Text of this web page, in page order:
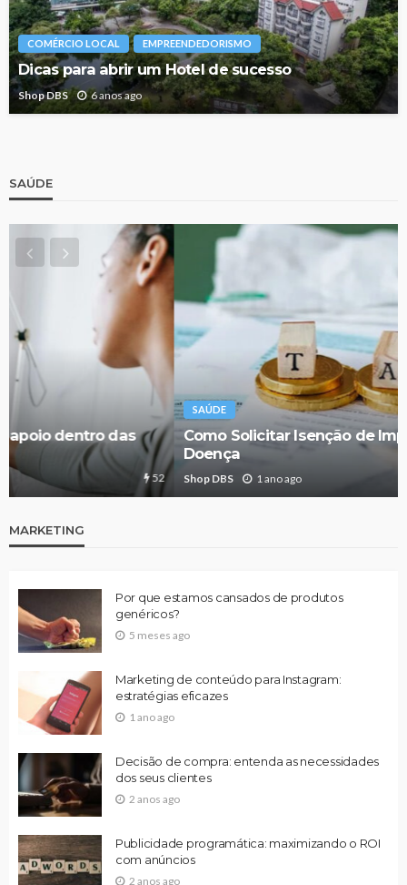
COMÉRCIO LOCAL EMPREENDEDORISMO
Dicas para abrir um Hotel de sucesso
Shop DBS 6 anos ago
SAÚDE
Como Solicitar Isenção de Imposto de Renda por
Doença
Shop DBS
MARKETING
Por que estamos cansados de produtos
genéricos?
5 meses ago
Marketing de conteúdo para Instagram:
estratégias eficazes
1 ano ago
Decisão de compra: entenda as necessidades
dos seus clientes
2 anos ago
Publicidade programática: maximizando o ROI
com anúncios
2 anos ago